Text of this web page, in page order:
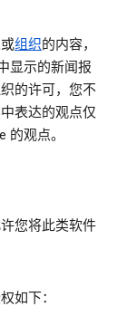
组织的内容，
显示的新闻报
的许可，您不
表达的观点仅
观点。
您将此类软件
如下：